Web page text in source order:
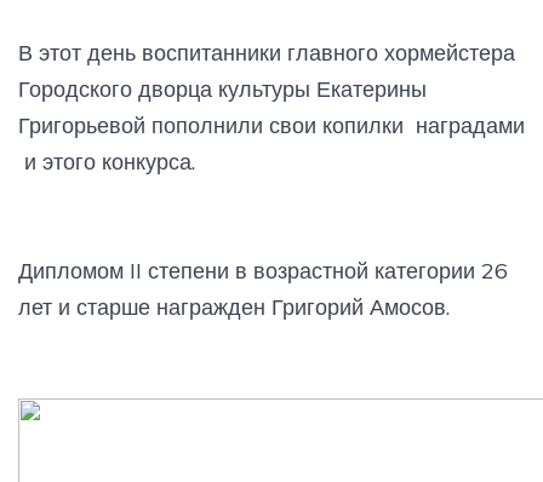
В этот день воспитанники главного хормейстера
Городского дворца культуры Екатерины
Григорьевой пополнили свои копилки наградами
и этого конкурса.
Дипломом II степени в возрастной категории 26
лет и старше награжден Григорий Амосов.